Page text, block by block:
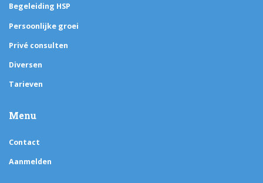
Begeleiding HSP
Persoonlijke groei
Privé consulten
Diversen
Tarieven
Menu
Contact
Aanmelden